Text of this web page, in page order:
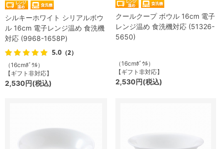
シルキーホワイト シリアルボウ
ル 16cm 電子レンジ温め 食洗機
対応 (9968-1658P)
5.0 （2）
（16cmﾎﾞｳﾙ）
【ギフト非対応】
2,530円(税込)
クールクープ ボウル 16cm 電子
レンジ温め 食洗機対応 (51326-
5650)
（16cmﾎﾞｳﾙ）
【ギフト非対応】
2,530円(税込)